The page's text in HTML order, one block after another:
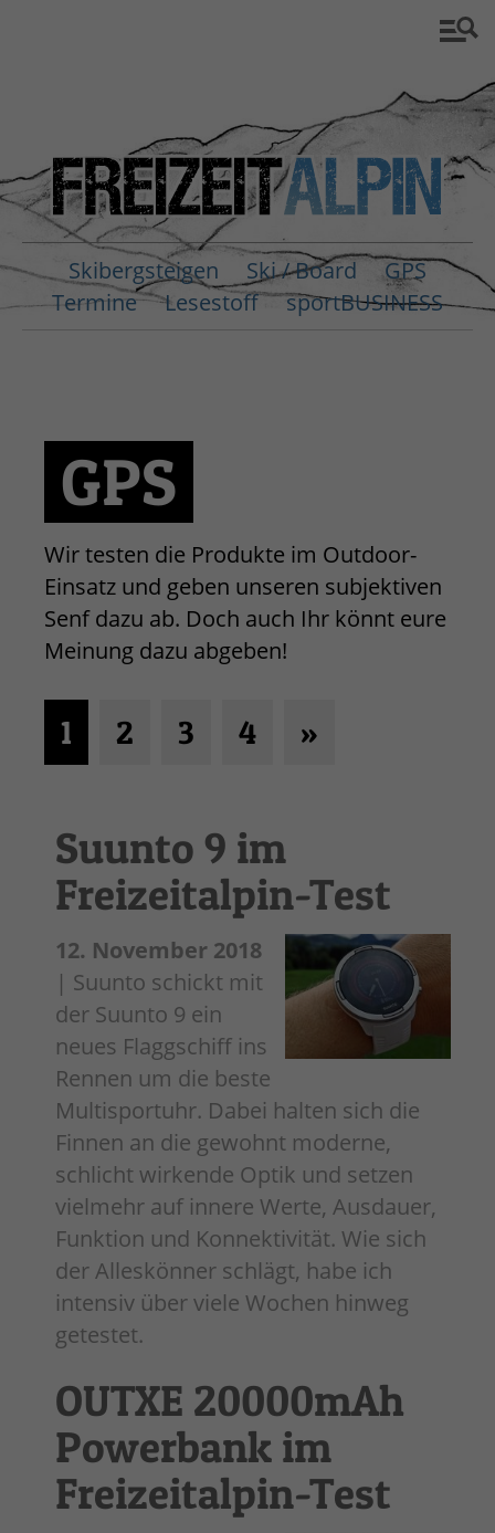
Skibergsteigen Ski / Board
GPS
Termine
Lesestoff sportBUSINESS
GPS
Wir testen die Produkte im Outdoor-
Einsatz und geben unseren subjektiven
Senf dazu ab. Doch auch Ihr könnt eure
Meinung dazu abgeben!
1 2 3 4 »
Suunto 9 im
Freizeitalpin-Test
12. November 2018
| Suunto schickt mit
der Suunto 9 ein
neues Flaggschiff ins
Rennen um die beste
Multisportuhr. Dabei halten sich die
Finnen an die gewohnt moderne,
schlicht wirkende Optik und setzen
vielmehr auf innere Werte, Ausdauer,
Funktion und Konnektivität. Wie sich
der Alleskönner schlägt, habe ich
intensiv über viele Wochen hinweg
getestet.
OUTXE 20000mAh
Powerbank im
Freizeitalpin-Test